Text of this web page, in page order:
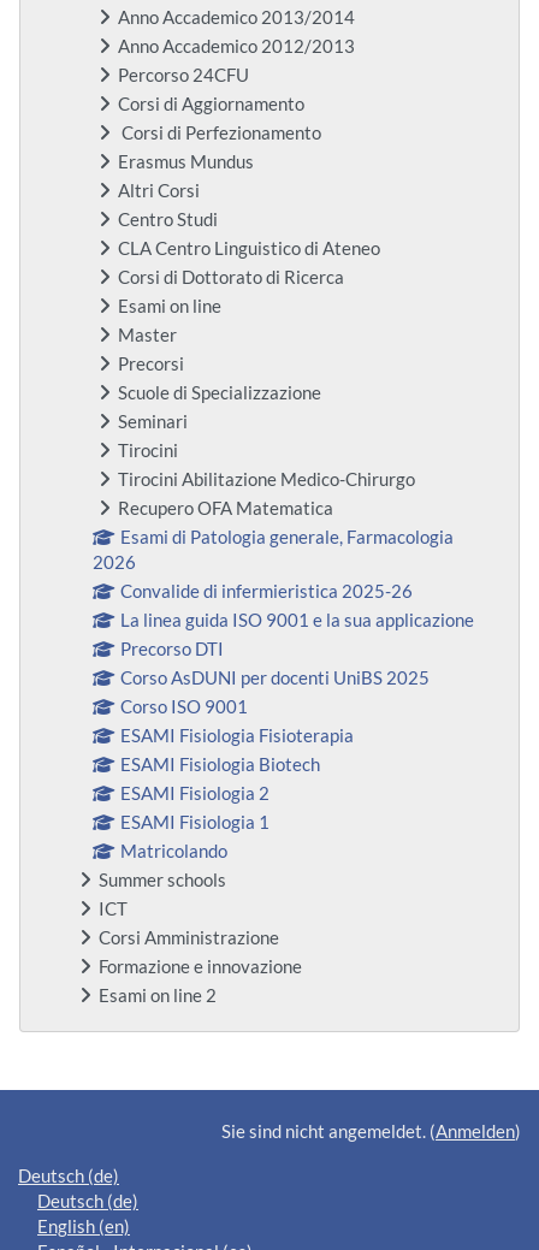
Anno Accademico 2013/2014
Anno Accademico 2012/2013
Percorso 24CFU
Corsi di Aggiornamento
Corsi di Perfezionamento
Erasmus Mundus
Altri Corsi
Centro Studi
CLA Centro Linguistico di Ateneo
Corsi di Dottorato di Ricerca
Esami on line
Master
Precorsi
Scuole di Specializzazione
Seminari
Tirocini
Tirocini Abilitazione Medico-Chirurgo
Recupero OFA Matematica
Esami di Patologia generale, Farmacologia
2026
Convalide di infermieristica 2025-26
La linea guida ISO 9001 e la sua applicazione
Precorso DTI
Corso AsDUNI per docenti UniBS 2025
Corso ISO 9001
ESAMI Fisiologia Fisioterapia
ESAMI Fisiologia Biotech
ESAMI Fisiologia 2
ESAMI Fisiologia 1
Matricolando
Summer schools
ICT
Corsi Amministrazione
Formazione e innovazione
Esami on line 2
Ergänzungsblöcke
Sie sind nicht angemeldet. (Anmelden)
Deutsch ‎(de)‎
Deutsch ‎(de)‎
English ‎(en)‎